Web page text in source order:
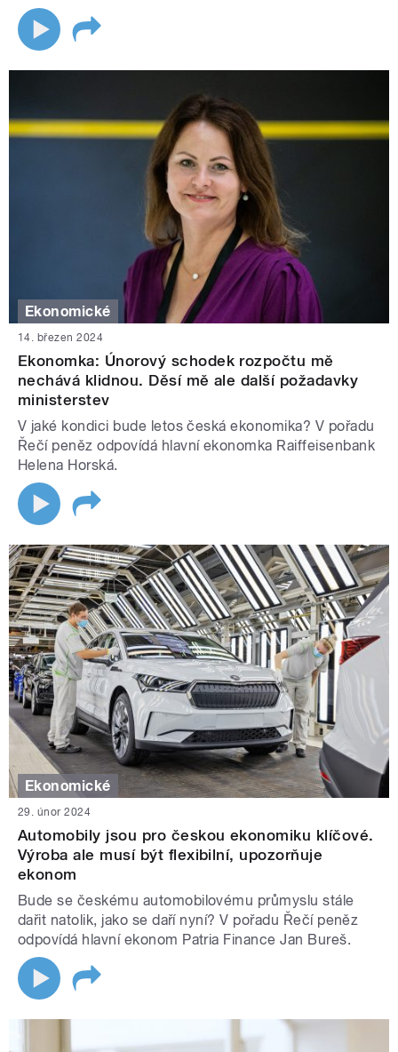
Ekonomické
14. březen 2024
Ekonomka: Únorový schodek rozpočtu mě
nechává klidnou. Děsí mě ale další požadavky
ministerstev
V jaké kondici bude letos česká ekonomika? V pořadu
Řečí peněz odpovídá hlavní ekonomka Raiffeisenbank
Helena Horská.
Ekonomické
29. únor 2024
Automobily jsou pro českou ekonomiku klíčové.
Výroba ale musí být flexibilní, upozorňuje
ekonom
Bude se českému automobilovému průmyslu stále
dařit natolik, jako se daří nyní? V pořadu Řečí peněz
odpovídá hlavní ekonom Patria Finance Jan Bureš.